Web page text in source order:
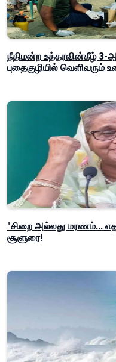
நீதிமன்ற உத்தரவின்கீழ் 3-
புதைகுழியில்
"சிறை அல்லது மரணம்...
சூளுரை!